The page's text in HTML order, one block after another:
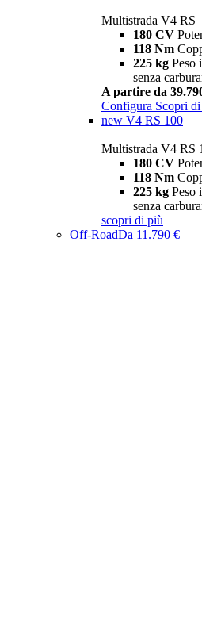
Multistrada V4 RS
180 CV
118 Nm
225 kg Peso
senza
A partire da
Configura Scopri
new V4 RS 100
Multistrada V4 RS
180 CV
118 Nm
225 kg Peso
senza
scopri di più
Off-RoadDa 11.790 €